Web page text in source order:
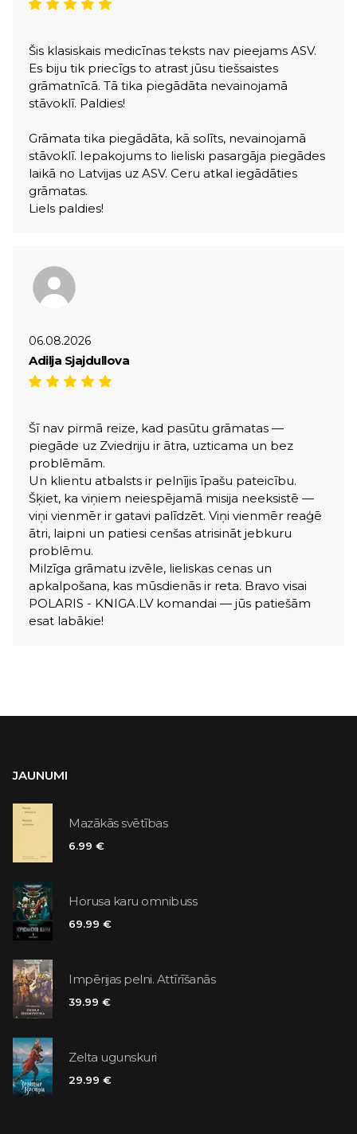
Šis klasiskais medicīnas teksts nav pieejams ASV.
Es biju tik priecīgs to atrast jūsu tiešsaistes
grāmatnīcā. Tā tika piegādāta nevainojamā
stāvoklī. Paldies!
Grāmata tika piegādāta, kā solīts, nevainojamā
stāvoklī. Iepakojums to lieliski pasargāja piegādes
laikā no Latvijas uz ASV. Ceru atkal iegādāties
grāmatas.
Liels paldies!
06.08.2026
Adilja Sjajdullova
Šī nav pirmā reize, kad pasūtu grāmatas —
piegāde uz Zviedriju ir ātra, uzticama un bez
problēmām.
Un klientu atbalsts ir pelnījis īpašu pateicību.
Šķiet, ka viņiem neiespējamā misija neeksistē —
viņi vienmēr ir gatavi palīdzēt. Viņi vienmēr reaģē
ātri, laipni un patiesi cenšas atrisināt jebkuru
problēmu.
Milzīga grāmatu izvēle, lieliskas cenas un
apkalpošana, kas mūsdienās ir reta. Bravo visai
POLARIS - KNIGA.LV komandai — jūs patiešām
esat labākie!
JAUNUMI
Mazākās svētības
6.99 €
Horusa karu omnibuss
69.99 €
Impērijas pelni. Attīrīšanās
39.99 €
Zelta ugunskuri
29.99 €